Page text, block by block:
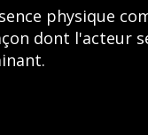
physique
dont l'acteur